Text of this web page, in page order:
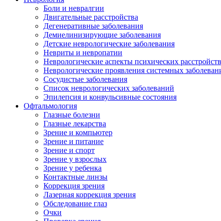
Боли и невралгии
Двигательные расстройства
Дегенеративные заболевания
Демиелинизирующие заболевания
Детские неврологические заболевания
Невриты и невропатии
Неврологические аспекты психических расстройств
Неврологические проявления системных
Сосудистые заболевания
Список неврологических заболеваний
Эпилепсия и конвульсивные состояния
Офтальмология
Глазные болезни
Глазные лекарства
Зрение и компьютер
Зрение и питание
Зрение и спорт
Зрение у взрослых
Зрение у ребенка
Контактные линзы
Коррекция зрения
Лазерная коррекция зрения
Обследование глаз
Очки